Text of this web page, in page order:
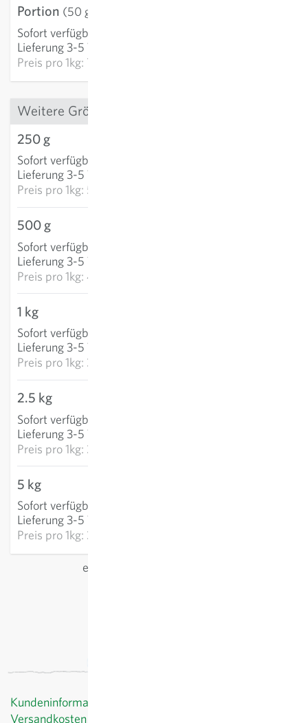
Portion (50 g)
Sofort verfügbar
Lieferung 3-5 Tage
Preis pro1kg: 71,69 €
Weitere Grössen
250 g
Sofort verfügbar
Lieferung 3-5 Tage
Preis pro1kg: 59,71 €
500 g
Sofort verfügbar
Lieferung 3-5 Tage
Preis pro1kg: 47,72 €
1 kg
Sofort verfügbar
Lieferung 3-5 Tage
Preis pro1kg: 38,09 €
2.5 kg
Sofort verfügbar
Lieferung 3-5 Tage
Preis pro1kg: 35,80 €
5 kg
Sofort verfügbar
Lieferung 3-5 Tage
Preis pro1kg: 32,88 €
exkl.
Kundeninformationen
Versandkosten